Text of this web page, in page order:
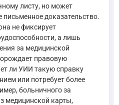
листу, но может
письменное доказательство.
не фиксирует
а лишь
за медицинской
правовую
ли УИИ такую справку
или потребует более
больничного за
медицинской карты,